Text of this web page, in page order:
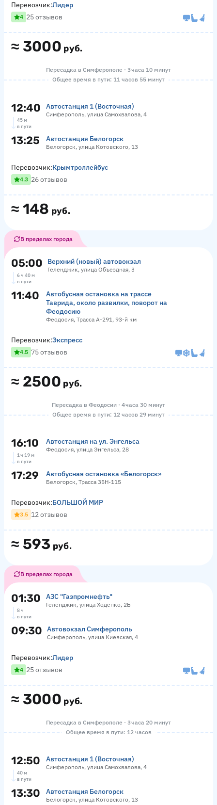
≈ 3000 руб.
Перевозчик:Лидер
4 25 отзывов
Пересадка в Симферополе · 3 часа 10 минут
Общее время в пути: 11 часов 55 минут
12:40 Автостанция 1 (Восточная)
Симферополь, улица Самохвалова, 4
45 м
в пути
13:25 Автостанция Белогорск
Белогорск, улица Котовского, 13
≈ 148 руб.
Перевозчик:Крымтроллейбус
4.3 26 отзывов
В пределах города
05:00 Верхний (новый) автовокзал
Геленджик, улица Объездная, 3
6 ч 40 м
в пути
11:40
Автобусная остановка на трассе
Таврида, около развилки, поворот на
Феодосию
Феодосия, Трасса А-291, 93-й км
≈ 2500 руб.
Перевозчик:Экспресс
4.5 75 отзывов
Пересадка в Феодосии · 4 часа 30 минут
Общее время в пути: 12 часов 29 минут
16:10 Автостанция на ул. Энгельса
Феодосия, улица Энгельса, 28
1 ч 19 м
в пути
17:29 Автобусная остановка «Белогорск»
Белогорск, Трасса 35Н-115
≈ 593 руб.
Перевозчик:БОЛЬШОЙ МИР
3.5 12 отзывов
В пределах города
01:30 АЗС "Газпромнефть"
Геленджик, улица Ходенко, 2Б
8 ч
в пути
09:30 Автовокзал Симферополь
Симферополь, улица Киевская, 4
≈ 3000 руб.
Перевозчик:Лидер
4 25 отзывов
Пересадка в Симферополе · 3 часа 20 минут
Общее время в пути: 12 часов
12:50 Автостанция 1 (Восточная)
Симферополь, улица Самохвалова, 4
40 м
в пути
13:30 Автостанция Белогорск
Белогорск, улица Котовского, 13